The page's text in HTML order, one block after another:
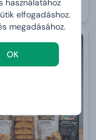
használatához
elfogadáshoz.
megadásához.
OK